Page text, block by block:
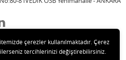
çerezler kullanılmaktadır. Çerez
tercihlerinizi değiştirebilirsiniz.